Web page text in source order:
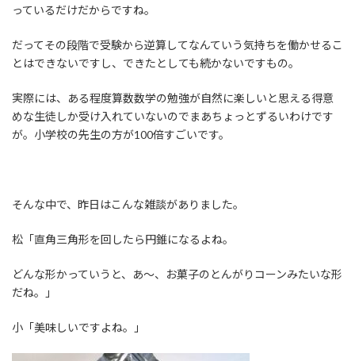
っているだけだからですね。
だってその段階で受験から逆算してなんていう気持ちを働かせるこ
とはできないですし、できたとしても続かないですもの。
実際には、ある程度算数数学の勉強が自然に楽しいと思える得意
めな生徒しか受け入れていないのでまあちょっとずるいわけです
が。小学校の先生の方が100倍すごいです。
そんな中で、昨日はこんな雑談がありました。
松「直角三角形を回したら円錐になるよね。
どんな形かっていうと、あ～、お菓子のとんがりコーンみたいな形
だね。」
小「美味しいですよね。」